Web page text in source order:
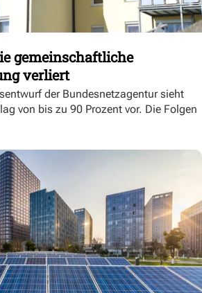
gemeinschaftliche
verliert
der Bundesnetzagentur sieht
von bis zu 90 Prozent vor. Die Folgen